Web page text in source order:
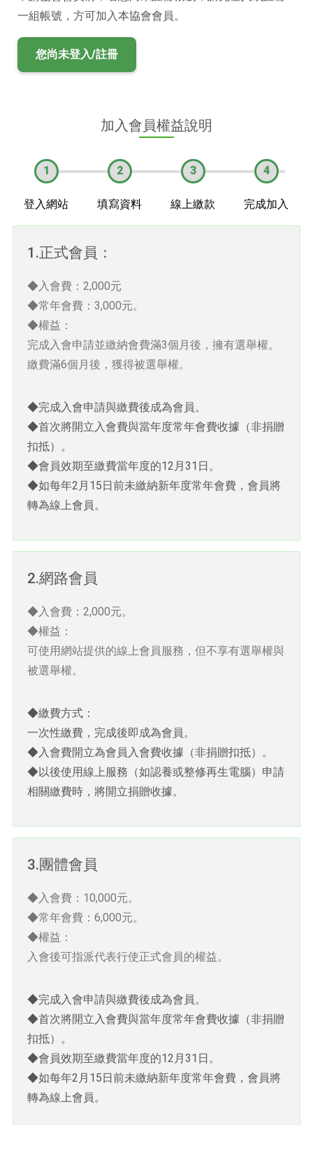
一組帳號，方可加入本協會會員。
您尚未登入/註冊
加入會員權益說明
1
登入網站
2
填寫資料
3
線上繳款
4
完成加入
1.正式會員：
◆入會費：2,000元
◆常年會費：3,000元。
◆權益：
完成入會申請並繳納會費滿3個月後，擁有選舉權。
繳費滿6個月後，獲得被選舉權。
◆完成入會申請與繳費後成為會員。
◆首次將開立入會費與當年度常年會費收據（非捐贈
扣抵）。
◆會員效期至繳費當年度的12月31日。
◆如每年2月15日前未繳納新年度常年會費，會員將
轉為線上會員。
2.網路會員
◆入會費：2,000元。
◆權益：
可使用網站提供的線上會員服務，但不享有選舉權與
被選舉權。
◆繳費方式：
一次性繳費，完成後即成為會員。
◆入會費開立為會員入會費收據（非捐贈扣抵）。
◆以後使用線上服務（如認養或整修再生電腦）申請
相關繳費時，將開立捐贈收據。
3.團體會員
◆入會費：10,000元。
◆常年會費：6,000元。
◆權益：
入會後可指派代表行使正式會員的權益。
◆完成入會申請與繳費後成為會員。
◆首次將開立入會費與當年度常年會費收據（非捐贈
扣抵）。
◆會員效期至繳費當年度的12月31日。
◆如每年2月15日前未繳納新年度常年會費，會員將
轉為線上會員。